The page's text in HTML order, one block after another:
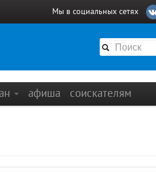
Мы в социальных сетях
афиша соискателям